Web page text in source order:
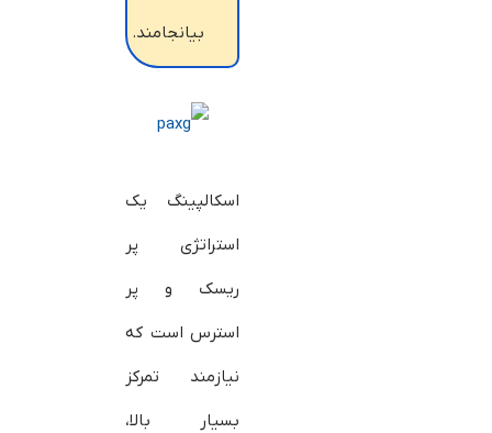
بیانجامند.
اسکالپینگ یک
استراتژی پر
ریسک و پر
استرس است که
نیازمند تمرکز
بسیار بالا،